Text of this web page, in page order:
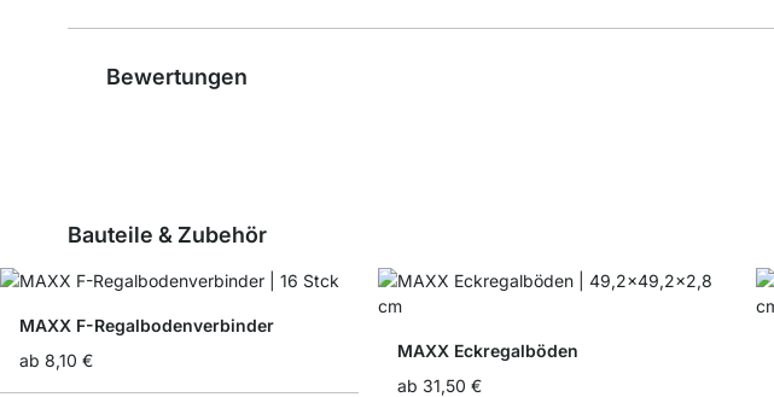
Bewertungen
Bauteile & Zubehör
MAXX F-Regalbodenverbinder
ab 8,10 €
MAXX Eckregalböden
ab 31,50 €